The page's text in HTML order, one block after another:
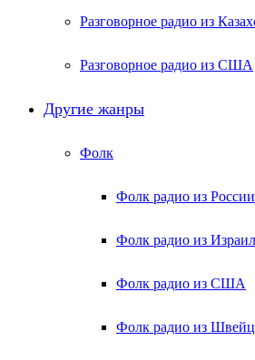
Разговорное радио из
Разговорное радио из США
Другие жанры
Фолк
Фолк радио из России
Фолк радио из
Фолк радио из США
Фолк радио из